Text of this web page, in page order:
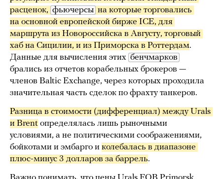
расценок, фьючерсы на которые торговались
на основной европейской бирже ICE, для
маршрута из Новороссийска в Августу, торговый
хаб на Сицилии, и из Приморска в Роттердам.
Данные для вычисления этих бенчмарков
брались из отчетов корабельных брокеров —
членов Baltic Exchange, через которых проходила
значительная часть сделок по фрахту танкеров.
Разница в стоимости (дифференциал) между Urals
и Brent определялась лишь рыночными
условиями, а не политическими соображениями,
бойкотами и эмбарго и колебалась в диапазоне
плюс-минус 3 долларов за баррель.